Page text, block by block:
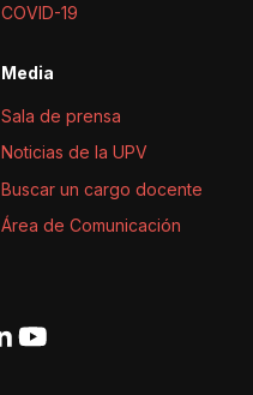
COVID-19
Media
Sala de prensa
Noticias de la UPV
Buscar un cargo docente
Área de Comunicación